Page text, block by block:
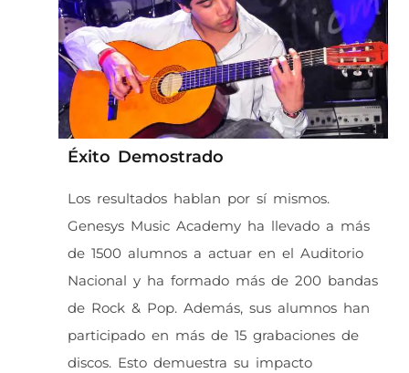
Éxito Demostrado
Los resultados hablan por sí mismos.
Genesys Music Academy ha llevado a más
de 1500 alumnos a actuar en el Auditorio
Nacional y ha formado más de 200 bandas
de Rock & Pop. Además, sus alumnos han
participado en más de 15 grabaciones de
discos. Esto demuestra su impacto